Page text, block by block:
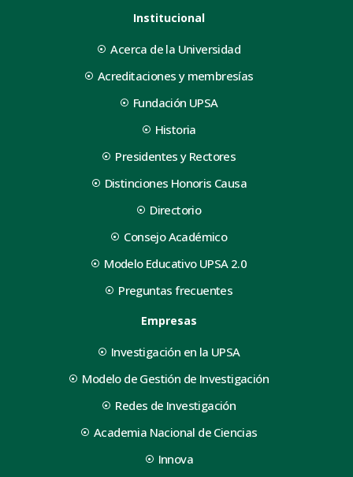
Institucional
Acerca de la Universidad
Acreditaciones y membresías
Fundación UPSA
Historia
Presidentes y Rectores
Distinciones Honoris Causa
Directorio
Consejo Académico
Modelo Educativo UPSA 2.0
Preguntas frecuentes
Empresas
Investigación en la UPSA
Modelo de Gestión de Investigación
Redes de Investigación
Academia Nacional de Ciencias
Innova